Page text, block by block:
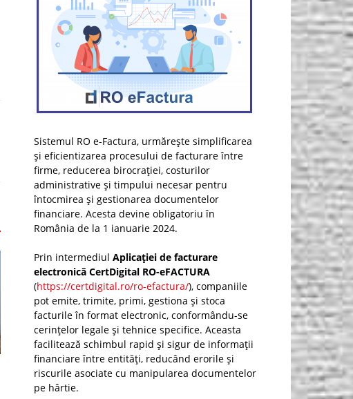
Sistemul RO e-Factura, urmărește simplificarea
și eficientizarea procesului de facturare între
firme, reducerea birocrației, costurilor
administrative și timpului necesar pentru
întocmirea și gestionarea documentelor
financiare. Acesta devine obligatoriu în
România de la 1 ianuarie 2024.
Prin intermediul Aplicației de facturare
electronică CertDigital RO-eFACTURA
(https://certdigital.ro/ro-efactura/), companiile
pot emite, trimite, primi, gestiona și stoca
facturile în format electronic, conformându-se
cerințelor legale și tehnice specifice. Aceasta
facilitează schimbul rapid și sigur de informații
financiare între entități, reducând erorile și
riscurile asociate cu manipularea documentelor
pe hârtie.